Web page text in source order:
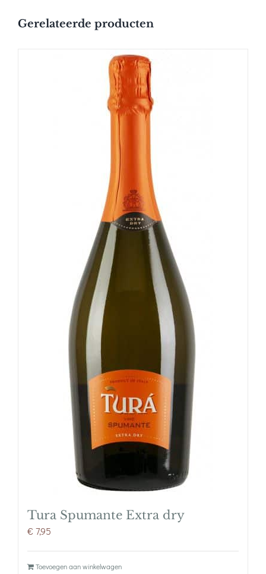
Gerelateerde producten
Tura Spumante Extra dry
€7,95
Toevoegen aan winkelwagen